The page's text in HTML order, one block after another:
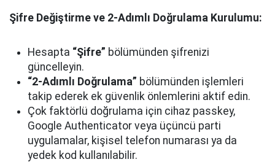
Şifre Değiştirme ve 2-Adımlı Doğrulama Kurulumu:
Hesapta “Şifre” bölümünden şifrenizi
güncelleyin.
“2-Adımlı Doğrulama” bölümünden işlemleri
takip ederek ek güvenlik önlemlerini aktif edin.
Çok faktörlü doğrulama için cihaz passkey,
Google Authenticator veya üçüncü parti
uygulamalar, kişisel telefon numarası ya da
yedek kod kullanılabilir.